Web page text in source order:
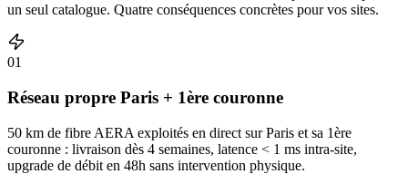
un seul catalogue. Quatre conséquences concrètes pour vos sites.
01
Réseau propre Paris + 1ère couronne
50 km de fibre AERA exploités en direct sur Paris et sa 1ère
couronne : livraison dès 4 semaines, latence < 1 ms intra-site,
upgrade de débit en 48h sans intervention physique.